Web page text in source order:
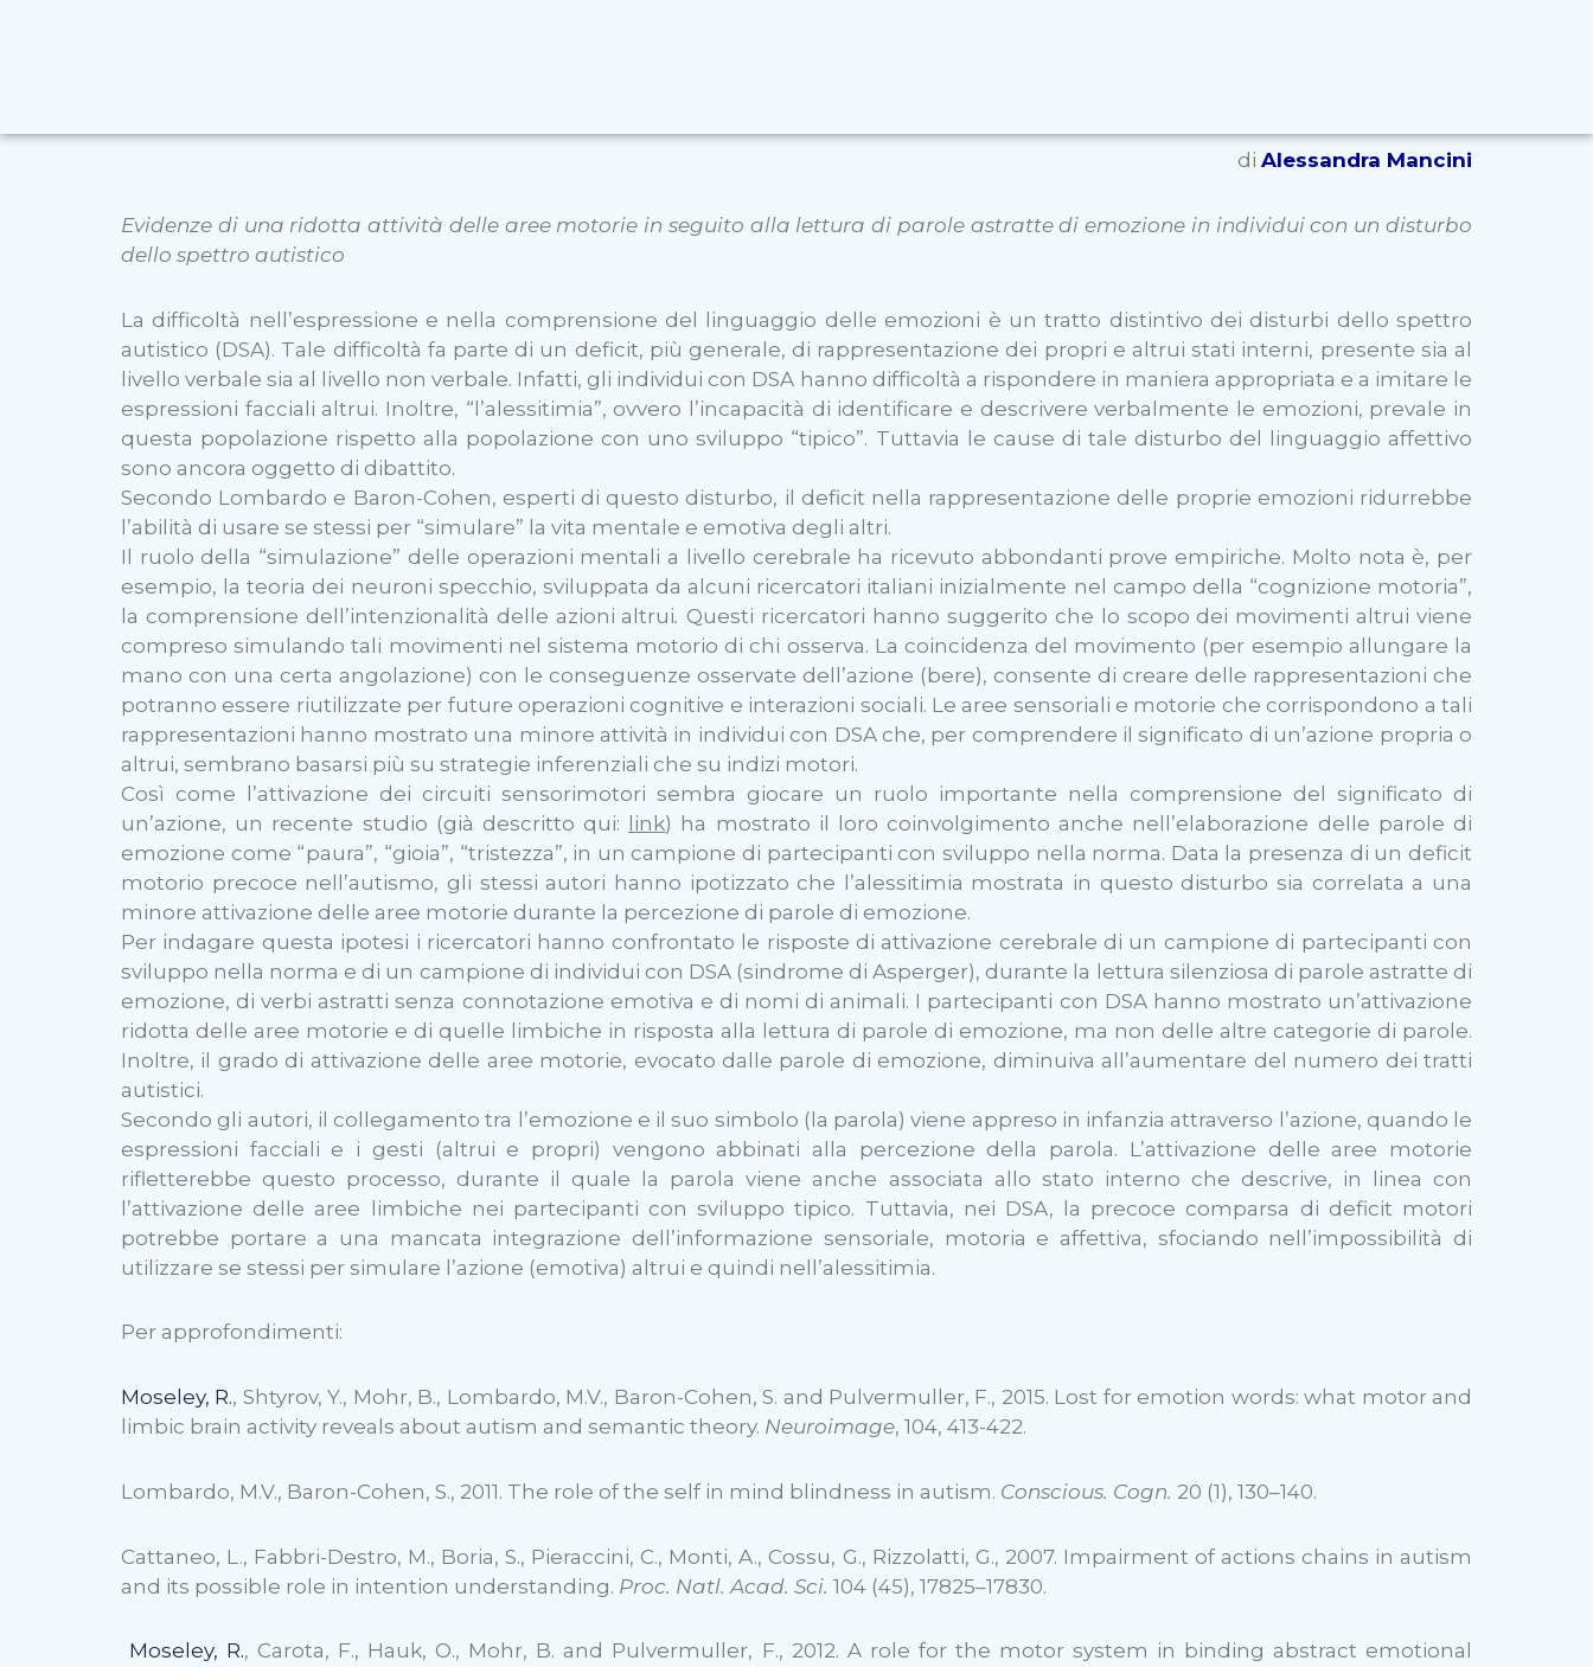
di Alessandra Mancini
Evidenze di una ridotta attività delle aree motorie in seguito alla lettura di parole astratte di emozione in individui con un disturbo
dello spettro autistico
La difficoltà nell’espressione e nella comprensione del linguaggio delle emozioni è un tratto distintivo dei disturbi dello spettro
autistico (DSA). Tale difficoltà fa parte di un deficit, più generale, di rappresentazione dei propri e altrui stati interni, presente sia al
livello verbale sia al livello non verbale. Infatti, gli individui con DSA hanno difficoltà a rispondere in maniera appropriata e a imitare le
espressioni facciali altrui. Inoltre, “l’alessitimia”, ovvero l’incapacità di identificare e descrivere verbalmente le emozioni, prevale in
questa popolazione rispetto alla popolazione con uno sviluppo “tipico”. Tuttavia le cause di tale disturbo del linguaggio affettivo
sono ancora oggetto di dibattito.
Secondo Lombardo e Baron-Cohen, esperti di questo disturbo, il deficit nella rappresentazione delle proprie emozioni ridurrebbe
l’abilità di usare se stessi per “simulare” la vita mentale e emotiva degli altri.
Il ruolo della “simulazione” delle operazioni mentali a livello cerebrale ha ricevuto abbondanti prove empiriche. Molto nota è, per
esempio, la teoria dei neuroni specchio, sviluppata da alcuni ricercatori italiani inizialmente nel campo della “cognizione motoria”,
la comprensione dell’intenzionalità delle azioni altrui. Questi ricercatori hanno suggerito che lo scopo dei movimenti altrui viene
compreso simulando tali movimenti nel sistema motorio di chi osserva. La coincidenza del movimento (per esempio allungare la
mano con una certa angolazione) con le conseguenze osservate dell’azione (bere), consente di creare delle rappresentazioni che
potranno essere riutilizzate per future operazioni cognitive e interazioni sociali. Le aree sensoriali e motorie che corrispondono a tali
rappresentazioni hanno mostrato una minore attività in individui con DSA che, per comprendere il significato di un’azione propria o
altrui, sembrano basarsi più su strategie inferenziali che su indizi motori.
Così come l’attivazione dei circuiti sensorimotori sembra giocare un ruolo importante nella comprensione del significato di
un’azione, un recente studio (già descritto qui: link) ha mostrato il loro coinvolgimento anche nell’elaborazione delle parole di
emozione come “paura”, “gioia”, “tristezza”, in un campione di partecipanti con sviluppo nella norma. Data la presenza di un deficit
motorio precoce nell’autismo, gli stessi autori hanno ipotizzato che l’alessitimia mostrata in questo disturbo sia correlata a una
minore attivazione delle aree motorie durante la percezione di parole di emozione.
Per indagare questa ipotesi i ricercatori hanno confrontato le risposte di attivazione cerebrale di un campione di partecipanti con
sviluppo nella norma e di un campione di individui con DSA (sindrome di Asperger), durante la lettura silenziosa di parole astratte di
emozione, di verbi astratti senza connotazione emotiva e di nomi di animali. I partecipanti con DSA hanno mostrato un’attivazione
ridotta delle aree motorie e di quelle limbiche in risposta alla lettura di parole di emozione, ma non delle altre categorie di parole.
Inoltre, il grado di attivazione delle aree motorie, evocato dalle parole di emozione, diminuiva all’aumentare del numero dei tratti
autistici.
Secondo gli autori, il collegamento tra l’emozione e il suo simbolo (la parola) viene appreso in infanzia attraverso l’azione, quando le
espressioni facciali e i gesti (altrui e propri) vengono abbinati alla percezione della parola. L’attivazione delle aree motorie
rifletterebbe questo processo, durante il quale la parola viene anche associata allo stato interno che descrive, in linea con
l’attivazione delle aree limbiche nei partecipanti con sviluppo tipico. Tuttavia, nei DSA, la precoce comparsa di deficit motori
potrebbe portare a una mancata integrazione dell’informazione sensoriale, motoria e affettiva, sfociando nell’impossibilità di
utilizzare se stessi per simulare l’azione (emotiva) altrui e quindi nell’alessitimia.
Per approfondimenti:
Moseley, R., Shtyrov, Y., Mohr, B., Lombardo, M.V., Baron-Cohen, S. and Pulvermuller, F., 2015. Lost for emotion words: what motor and
limbic brain activity reveals about autism and semantic theory. Neuroimage, 104, 413-422.
Lombardo, M.V., Baron-Cohen, S., 2011. The role of the self in mind blindness in autism. Conscious. Cogn. 20 (1), 130–140.
Cattaneo, L., Fabbri-Destro, M., Boria, S., Pieraccini, C., Monti, A., Cossu, G., Rizzolatti, G., 2007. Impairment of actions chains in autism
and its possible role in intention understanding. Proc. Natl. Acad. Sci. 104 (45), 17825–17830.
Moseley, R., Carota, F., Hauk, O., Mohr, B. and Pulvermuller, F., 2012. A role for the motor system in binding abstract emotional